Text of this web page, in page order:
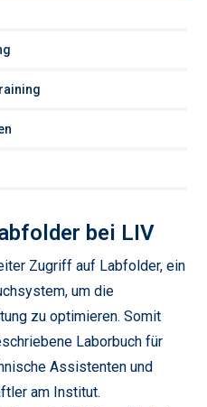
bei LIV
Zugriff auf Labfolder, ein
um die
zu optimieren. Somit
Laborbuch für
Assistenten und
am Institut.